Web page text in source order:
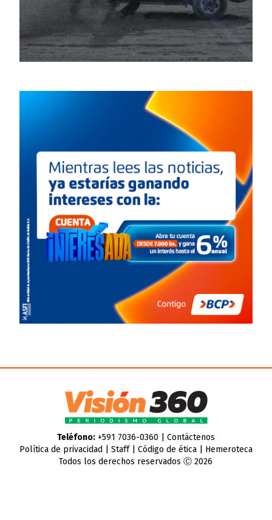
Teléfono:+591 7036-0360 | Contáctenos
Política de privacidad
Staff| Código de ética| Hemeroteca
Todos los derechos reservados Ⓒ 2026